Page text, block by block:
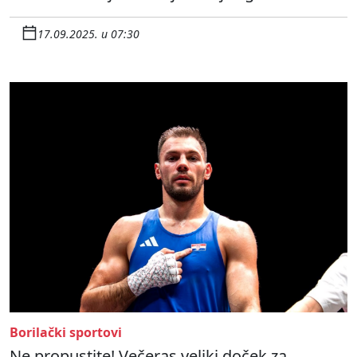
17.09.2025. u 07:30
Borilački sportovi